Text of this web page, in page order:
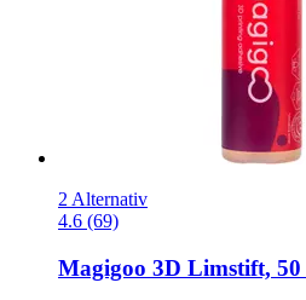
2 Alternativ
4.6 (69)
Magigoo 3D Limstift, 50